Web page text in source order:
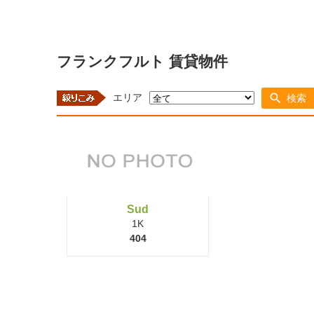
フランクフルト 賃貸物件
エリア 検索
Sud
1K
404